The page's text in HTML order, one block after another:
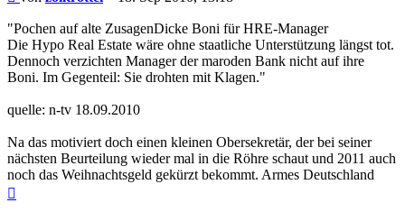
"Pochen auf alte ZusagenDicke Boni für HRE-Manager
Die Hypo Real Estate wäre ohne staatliche Unterstützung längst tot.
Dennoch verzichten Manager der maroden Bank nicht auf ihre
Boni. Im Gegenteil: Sie drohten mit Klagen."
quelle: n-tv 18.09.2010
Na das motiviert doch einen kleinen Obersekretär, der bei seiner
nächsten Beurteilung wieder mal in die Röhre schaut und 2011 auch
noch das Weihnachtsgeld gekürzt bekommt. Armes Deutschland